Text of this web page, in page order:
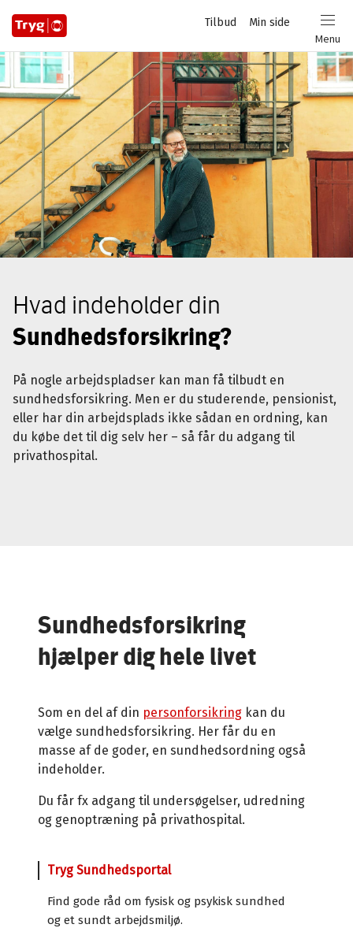
Menu
Privat
Login
Min side
Tilbud
Hvad indeholder din
Sundhedsforsikring?
På nogle arbejdspladser kan man få tilbudt en
sundhedsforsikring. Men er du studerende, pensionist,
eller har din arbejdsplads ikke sådan en ordning, kan
du købe det til dig selv her – så får du adgang til
privathospital.
Sundhedsforsikring
hjælper dig hele livet
Som en del af din personforsikring kan du
vælge sundhedsforsikring. Her får du en
masse af de goder, en sundhedsordning også
indeholder.
Du får fx adgang til undersøgelser, udredning
og genoptræning på privathospital.
Tryg Sundhedsportal
Find gode råd om fysisk og psykisk sundhed
og et sundt arbejdsmiljø.